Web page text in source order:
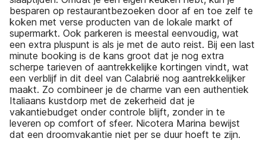
besparen op restaurantbezoeken door af en toe zelf te
koken met verse producten van de lokale markt of
supermarkt. Ook parkeren is meestal eenvoudig, wat
een extra pluspunt is als je met de auto reist. Bij een last
minute booking is de kans groot dat je nog extra
scherpe tarieven of aantrekkelijke kortingen vindt, wat
een verblijf in dit deel van Calabrië nog aantrekkelijker
maakt. Zo combineer je de charme van een authentiek
Italiaans kustdorp met de zekerheid dat je
vakantiebudget onder controle blijft, zonder in te
leveren op comfort of sfeer. Nicotera Marina bewijst
dat een droomvakantie niet per se duur hoeft te zijn.